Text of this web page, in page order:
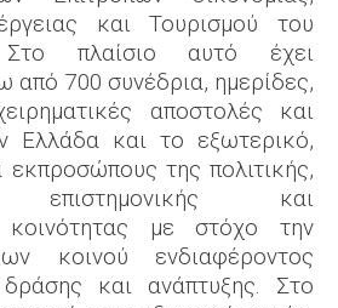
και Τουρισμού του
Στο πλαίσιο αυτό έχει
από 700 συνέδρια, ημερίδες,
αποστολές και
Ελλάδα και το εξωτερικό,
της πολιτικής,
επιστημονικής και
κοινότητας με στόχο την
κοινού ενδιαφέροντος
δράσης και ανάπτυξης. Στο